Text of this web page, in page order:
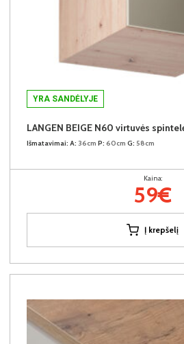
YRA SANDĖLYJE
LANGEN BEIGE N60 virtuvės
Išmatavimai: A: 36cm P: 60cm G: 58cm
Kaina:
59€
Į krepšelį